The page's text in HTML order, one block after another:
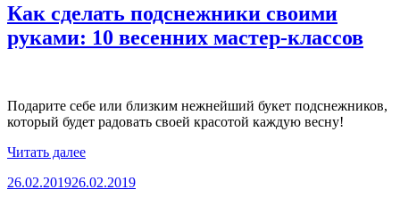
Как сделать подснежники своими
руками: 10 весенних мастер-классов
Подарите себе или близким нежнейший букет подснежников,
который будет радовать своей красотой каждую весну!
Читать далее«Как
подснежники
Опубликовано
26.02.201926.02.2019